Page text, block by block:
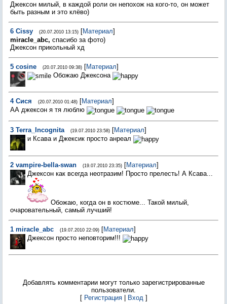
Джексон милый, в каждой роли он непохож на кого-то, он может
быть разным и это клёво)
6 Cissy (20.07.2010 13:15) [Материал]
miracle_abc, спасибо за фото)
Джексон прикольный хд
5 cosine (20.07.2010 09:38) [Материал]
Обожаю Джексона
4 Сися (20.07.2010 01:48) [Материал]
АА джексон я тя люблю
3 Terra_Incognita (19.07.2010 23:58) [Материал]
и Ксава и Джексик просто анреал
2 vampire-bella-swan (19.07.2010 23:35) [Материал]
Джексон как всегда неотразим! Просто прелесть! А Ксава...
Обожаю, когда он в костюме... Такой милый,
очаровательный, самый лучший!
1 miracle_abc (19.07.2010 22:09) [Материал]
Джексон просто неповторим!!!
Добавлять комментарии могут только зарегистрированные
пользователи.
[ Регистрация| Вход]